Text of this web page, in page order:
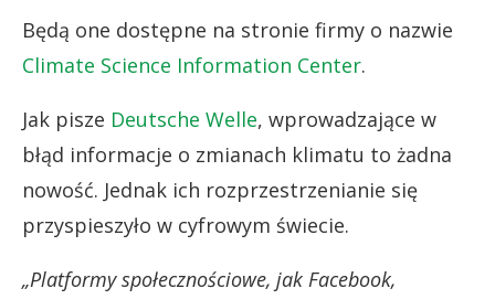
Będą one dostępne na stronie firmy o nazwie
Climate Science Information Center.
Jak pisze Deutsche Welle, wprowadzające w
błąd informacje o zmianach klimatu to żadna
nowość. Jednak ich rozprzestrzenianie się
przyspieszyło w cyfrowym świecie.
„Platformy społecznościowe, jak Facebook,